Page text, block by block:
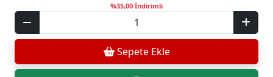
%35,00 İndirimli
Sepete Ekle